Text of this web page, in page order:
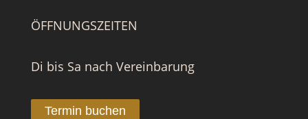
ÖFFNUNGSZEITEN
Di bis Sa nach Vereinbarung
Termin buchen